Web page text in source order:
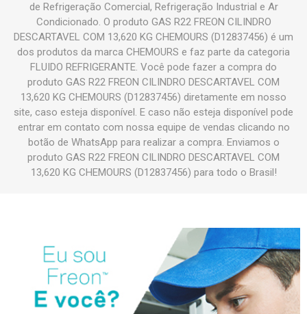
de Refrigeração Comercial, Refrigeração Industrial e Ar
Condicionado. O produto GAS R22 FREON CILINDRO
DESCARTAVEL COM 13,620 KG CHEMOURS (D12837456) é um
dos produtos da marca CHEMOURS e faz parte da categoria
FLUIDO REFRIGERANTE. Você pode fazer a compra do
produto GAS R22 FREON CILINDRO DESCARTAVEL COM
13,620 KG CHEMOURS (D12837456) diretamente em nosso
site, caso esteja disponível. E caso não esteja disponível pode
entrar em contato com nossa equipe de vendas clicando no
botão de WhatsApp para realizar a compra. Enviamos o
produto GAS R22 FREON CILINDRO DESCARTAVEL COM
13,620 KG CHEMOURS (D12837456) para todo o Brasil!